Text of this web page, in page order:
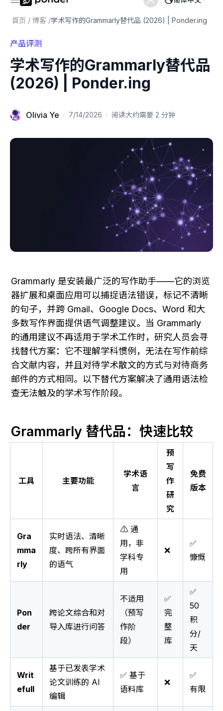
首页 / 博客 /学术写作的Grammarly替代品 (2026) | Ponder.ing
产品评测
学术写作的Grammarly替代品
(2026) | Ponder.ing
Olivia Ye · 7/14/2026 · 阅读大约需要 2 分钟
Grammarly 是安装最广泛的写作助手——它的浏览
器扩展和桌面应用可以捕捉语法错误，标记不清晰
的句子，并跨 Gmail、Google Docs、Word 和大
多数写作界面提供语气调整建议。当 Grammarly
的通用建议不再适用于学术工作时，研究人员会寻
找替代方案：它不理解学科惯例，无法在写作前综
合文献内容，并且对待学术散文的方式与对待商务
邮件的方式相同。以下替代方案解决了通用语法检
查无法触及的学术写作阶段。
Grammarly 替代品：快速比较
工具 主要功能
学术语
言
预
写
作
研
究
免费
版本
Gra
mma
rly
实时语法、清晰
度、跨所有界面
的语气
⚠️ 通
用，非
学科专
用
❌
✅
慷慨
Pon
der
跨论文综合和对
导入库进行问答
不适用
（预写
作阶
段）
✅
完
整
库
✅
50
积
分/
天
Writ
efull
基于已发表学术
论文训练的 AI
编辑
✅ 基于
语料库
❌
✅
有限